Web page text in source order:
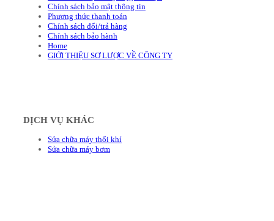
Chính sách bảo mật thông tin
Phương thức thanh toán
Chính sách đổi/trả hàng
Chính sách bảo hành
Home
GIỚI THIỆU SƠ LƯỢC VỀ CÔNG TY
DỊCH VỤ KHÁC
Sửa chữa máy thổi khí
Sửa chữa máy bơm